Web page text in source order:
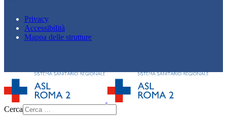
Privacy
Accessibilità
Mappa delle strutture
Cerca